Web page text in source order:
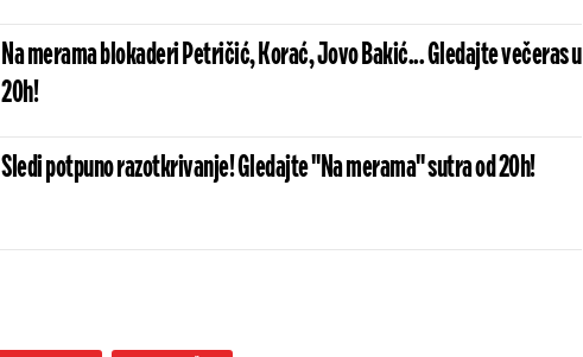
Na merama blokaderi Petričić, Korać, Jovo Bakić... Gledajte večeras u
20h!
Sledi potpuno razotkrivanje! Gledajte "Na merama" sutra od 20h!